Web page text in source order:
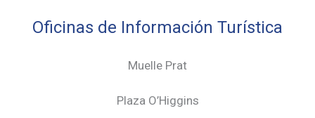
Oficinas de Información Turística
Muelle Prat
Plaza O’Higgins